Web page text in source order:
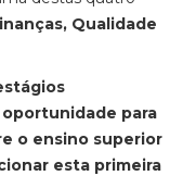
Qualidade
para
o ensino superior
esta primeira